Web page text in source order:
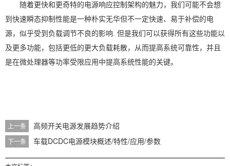
随着更快和更奇特的电源响应控制架构的魅力，我们可能不会想
到快速瞬态抑制性能是一种朴实无华但不一定快速、易于补偿的电
源，似乎受到负载调节不良的影响. 但是我们可以获得所有这些功能以
及更多功能，包括更低的更大负载耗散，从而提高系统可靠性，并且
是在微处理器等功率受限应用中提高系统性能的关键。
上一条 高频开关电源发展趋势介绍
下一条 车载DCDC电源模块概述/特性/应用/参数